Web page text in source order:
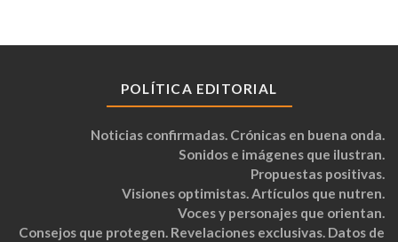
POLÍTICA EDITORIAL
Noticias confirmadas. Crónicas en buena onda.
Sonidos e imágenes que ilustran.
Propuestas positivas.
Visiones optimistas. Artículos que nutren.
Voces y personajes que orientan.
Consejos que protegen. Revelaciones exclusivas. Datos de